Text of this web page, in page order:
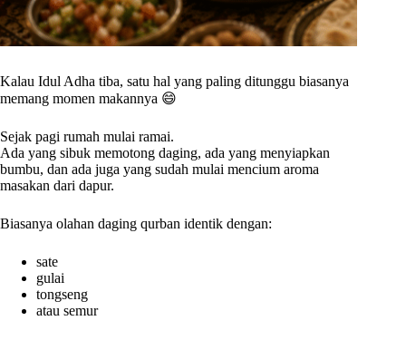
Kalau Idul Adha tiba, satu hal yang paling ditunggu biasanya
memang momen makannya 😄
Sejak pagi rumah mulai ramai.
Ada yang sibuk memotong daging, ada yang menyiapkan
bumbu, dan ada juga yang sudah mulai mencium aroma
masakan dari dapur.
Biasanya olahan daging qurban identik dengan:
sate
gulai
tongseng
atau semur